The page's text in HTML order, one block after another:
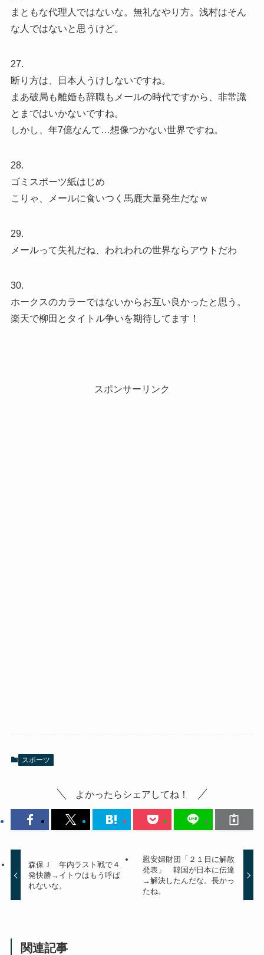
まともな代理人ではないな。無礼なやり方。浅村はそん
な人ではないと思うけど。
27.
断り方は、日本人うけしないですね。
まあ破局も離婚も辞職もメールの時代ですから、非常識
とまではいかないですね。
しかし、年7億なんて…想像つかない世界ですね。
28.
ゴミスポーツ紙はじめ
こりゃ、メールに食いつく馬鹿大量発生だなｗ
29.
メールって失礼だね、われわれの世界ならアウトだわ
30.
ホークスのカラーではないからお互い良かったと思う。
楽天で柳田とタイトル争いを期待してます！
スポンサーリンク
スポーツ
よかったらシェアしてね！
森保Ｊ 年内ラスト戦で４
発快勝→イトウはもう呼ば
れないな。
慰安婦財団「２１日に解散
発表」 韓国が日本に伝達
→解決したんだな。長かっ
たね。
関連記事